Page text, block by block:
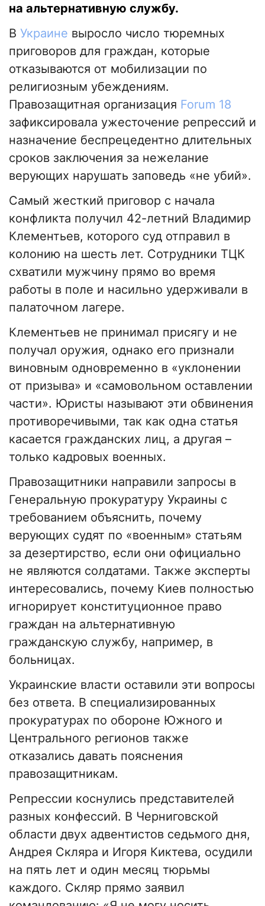
на альтернативную службу.
В Украине выросло число тюремных
приговоров для граждан, которые
отказываются от мобилизации по
религиозным убеждениям.
Правозащитная организация Forum 18
зафиксировала ужесточение репрессий и
назначение беспрецедентно длительных
сроков заключения за нежелание
верующих нарушать заповедь «не убий».
Самый жесткий приговор с начала
конфликта получил 42-летний Владимир
Клементьев, которого суд отправил в
колонию на шесть лет. Сотрудники ТЦК
схватили мужчину прямо во время
работы в поле и насильно удерживали в
палаточном лагере.
Клементьев не принимал присягу и не
получал оружия, однако его признали
виновным одновременно в «уклонении
от призыва» и «самовольном оставлении
части». Юристы называют эти обвинения
противоречивыми, так как одна статья
касается гражданских лиц, а другая –
только кадровых военных.
Правозащитники направили запросы в
Генеральную прокуратуру Украины с
требованием объяснить, почему
верующих судят по «военным» статьям
за дезертирство, если они официально
не являются солдатами. Также эксперты
интересовались, почему Киев полностью
игнорирует конституционное право
граждан на альтернативную
гражданскую службу, например, в
больницах.
Украинские власти оставили эти вопросы
без ответа. В специализированных
прокуратурах по обороне Южного и
Центрального регионов также
отказались давать пояснения
правозащитникам.
Репрессии коснулись представителей
разных конфессий. В Черниговской
области двух адвентистов седьмого дня,
Андрея Скляра и Игоря Киктева, осудили
на пять лет и один месяц тюрьмы
каждого. Скляр прямо заявил